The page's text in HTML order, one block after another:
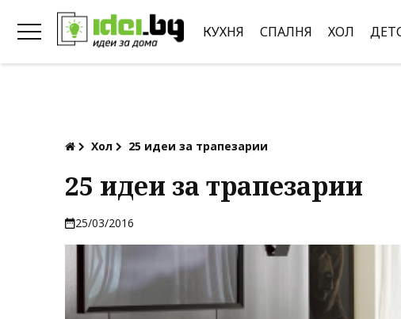
КУХНЯ СПАЛНЯ ХОЛ
Хол 25 идеи за трапезарии
25 идеи за трапезарии
25/03/2016